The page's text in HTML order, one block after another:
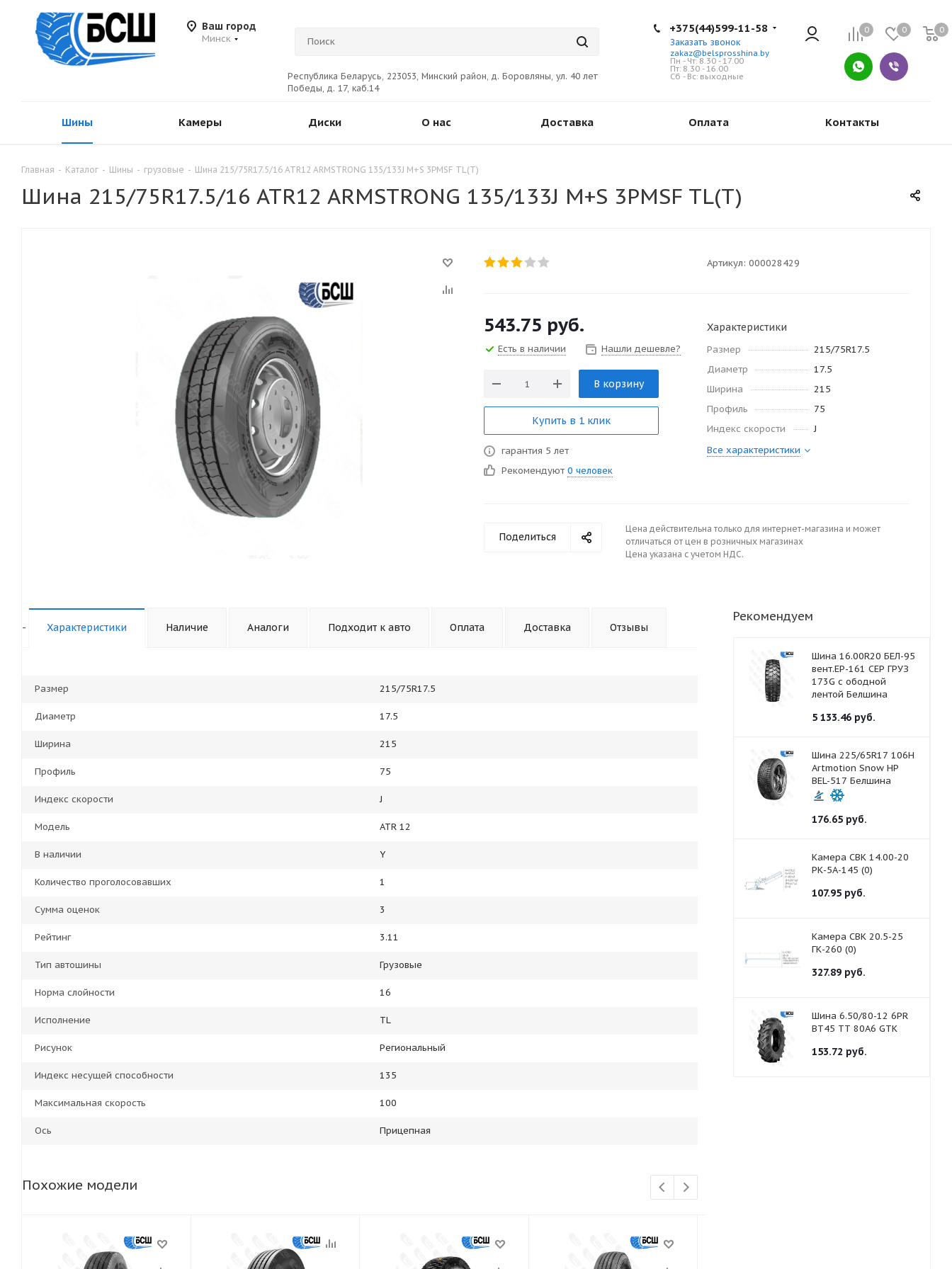
Ваш город
Минск
Республика Беларусь, 223053, Минский район, д. Боровляны, ул. 40 лет
Победы, д. 17, каб.14
0 0 0
+375(44)599-11-58
Заказать звонок
zakaz@belsprosshina.by
Пн - Чт: 8.30 - 17.00
Пт: 8.30 - 16.00
Сб - Вс: выходные
Шины Камеры Диски О нас Доставка Оплата Контакты
Главная - Каталог - Шины - грузовые - Шина 215/75R17.5/16 ATR12 ARMSTRONG 135/133J M+S 3PMSF TL(T)
Шина 215/75R17.5/16 ATR12 ARMSTRONG 135/133J M+S 3PMSF TL(T)
Артикул: 000028429
543.75 руб.
Есть в наличии Нашли дешевле?
В корзину
Купить в 1 клик
гарантия 5 лет
Рекомендуют 0 человек
Характеристики
Размер
215/75R17.5
Диаметр
17.5
Ширина
215
Профиль
75
Индекс скорости
J
Все характеристики
Поделиться
Цена действительна только для интернет-магазина и может
отличаться от цен в розничных магазинах
Цена указана с учетом НДС.
- Характеристики Наличие Аналоги Подходит к авто Оплата Доставка Отзывы
Размер 215/75R17.5
Диаметр 17.5
Ширина 215
Профиль 75
Индекс скорости J
Модель ATR 12
В наличии Y
Количество проголосовавших 1
Сумма оценок 3
Рейтинг 3.11
Тип автошины Грузовые
Норма слойности 16
Исполнение TL
Рисунок Региональный
Индекс несущей способности 135
Максимальная скорость 100
Ось Прицепная
Похожие модели
Рекомендуем
Шина 16.00R20 БЕЛ-95
вент.ЕР-161 СЕР ГРУЗ
173G с ободной
лентой Белшина
5 133.46 руб.
Шина 225/65R17 106H
Artmotion Snow HP
BEL-517 Белшина
176.65 руб.
Камера СВК 14.00-20
РК-5А-145 (0)
107.95 руб.
Камера СВК 20.5-25
ГК-260 (0)
327.89 руб.
Шина 6.50/80-12 6PR
BT45 TТ 80A6 GTK
153.72 руб.